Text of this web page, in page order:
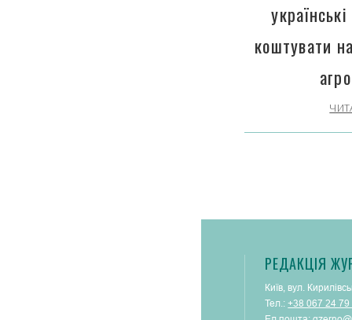
коштувати
РЕДАКЦІЯ
Київ, вул.
Тел.:+38 067 24 79